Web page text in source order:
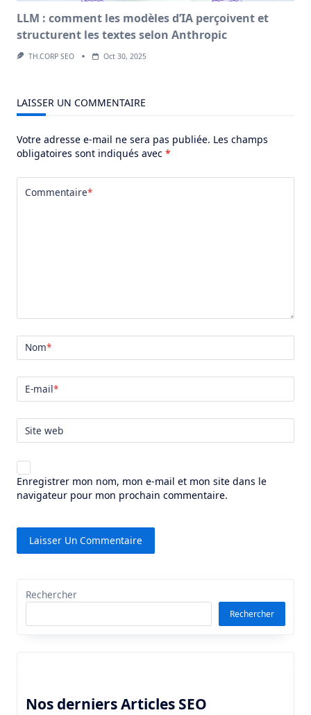
LLM : comment les modèles d’IA perçoivent et
structurent les textes selon Anthropic
TH.CORP SEO Oct 30, 2025
LAISSER UN COMMENTAIRE
Votre adresse e-mail ne sera pas publiée. Les champs
obligatoires sont indiqués avec *
Commentaire*
Nom*
E-mail*
Site web
Enregistrer mon nom, mon e-mail et mon site dans le
navigateur pour mon prochain commentaire.
Rechercher
Rechercher
Nos derniers Articles SEO